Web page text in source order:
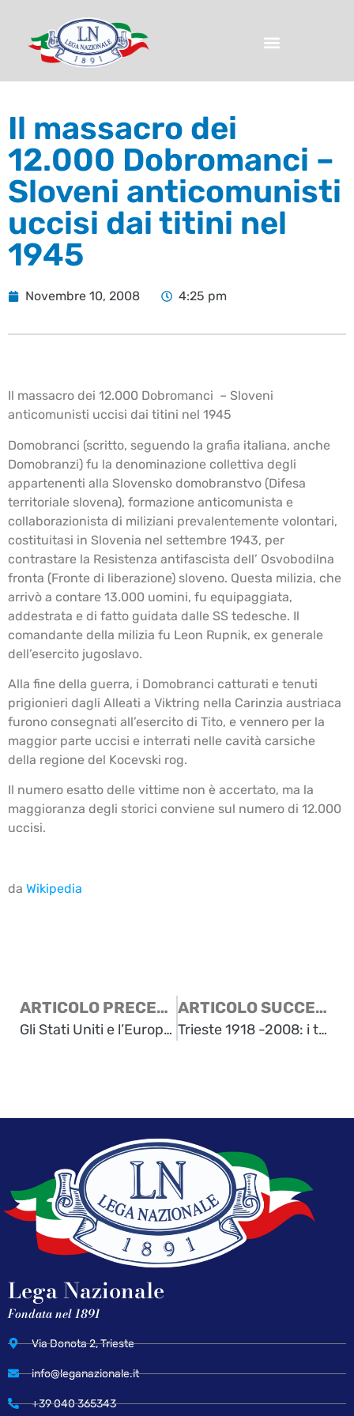
Il massacro dei
12.000 Dobromanci –
Sloveni anticomunisti
uccisi dai titini nel
1945
Novembre 10, 2008 4:25 pm
Il massacro dei 12.000 Dobromanci – Sloveni
anticomunisti uccisi dai titini nel 1945
Domobranci (scritto, seguendo la grafia italiana, anche
Domobranzi) fu la denominazione collettiva degli
appartenenti alla Slovensko domobranstvo (Difesa
territoriale slovena), formazione anticomunista e
collaborazionista di miliziani prevalentemente volontari,
costituitasi in Slovenia nel settembre 1943, per
contrastare la Resistenza antifascista dell’ Osvobodilna
fronta (Fronte di liberazione) sloveno. Questa milizia, che
arrivò a contare 13.000 uomini, fu equipaggiata,
addestrata e di fatto guidata dalle SS tedesche. Il
comandante della milizia fu Leon Rupnik, ex generale
dell’esercito jugoslavo.
Alla fine della guerra, i Domobranci catturati e tenuti
prigionieri dagli Alleati a Viktring nella Carinzia austriaca
furono consegnati all’esercito di Tito, e vennero per la
maggior parte uccisi e interrati nelle cavità carsiche
della regione del Kocevski rog.
Il numero esatto delle vittime non è accertato, ma la
maggioranza degli storici conviene sul numero di 12.000
uccisi.
da Wikipedia
ARTICOLO PRECEDENTE
Gli Stati Uniti e l’Europa – Alain de Benoist
ARTICOLO SUCCESSIVO
Trieste 1918 -2008: i temi premiati
Lega Nazionale
Fondata nel 1891
Via Donota 2, Trieste
info@leganazionale.it
+39 040 365343